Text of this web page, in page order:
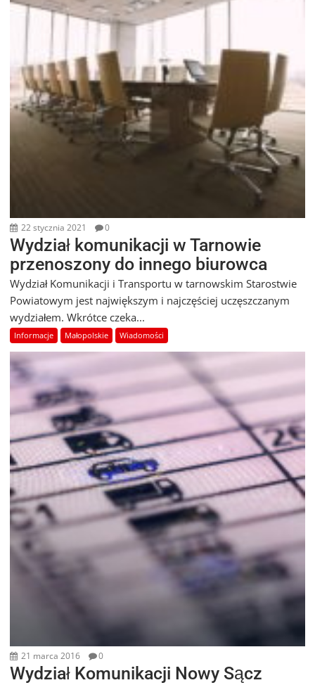
22 stycznia 2021 0
Wydział komunikacji w Tarnowie
przenoszony do innego biurowca
Wydział Komunikacji i Transportu w tarnowskim Starostwie
Powiatowym jest największym i najczęściej uczęszczanym
wydziałem. Wkrótce czeka...
Informacje Małopolskie Wiadomości
21 marca 2016 0
Wydział Komunikacji Nowy Sącz